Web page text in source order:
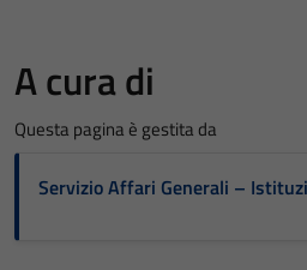
A cura di
Questa pagina è gestita da
Servizio Affari Generali –